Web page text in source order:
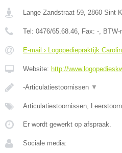
Lange Zandstraat 59, 2860 Sint
Tel: 0476/65.68.46, Fax: -, BTW-
E-mail › Logopediepraktijk
Website: http://
-Articulatiestoornissen ▼
Articulatiestoornissen,
Er wordt gewerkt op afspraak.
Sociale media: